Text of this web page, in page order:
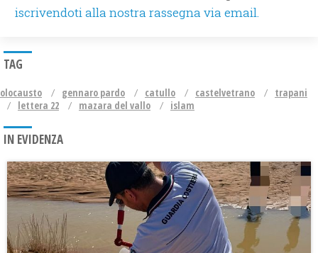
iscrivendoti alla nostra rassegna via email.
TAG
olocausto gennaro pardo catullo castelvetrano
trapani
lettera 22
mazara del vallo islam
IN EVIDENZA